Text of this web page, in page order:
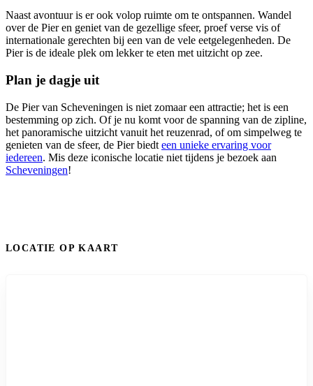
Naast avontuur is er ook volop ruimte om te ontspannen. Wandel
over de Pier en geniet van de gezellige sfeer, proef verse vis of
internationale gerechten bij een van de vele eetgelegenheden. De
Pier is de ideale plek om lekker te eten met uitzicht op zee.
Plan je dagje uit
De Pier van Scheveningen is niet zomaar een attractie; het is een
bestemming op zich. Of je nu komt voor de spanning van de zipline,
het panoramische uitzicht vanuit het reuzenrad, of om simpelweg te
genieten van de sfeer, de Pier biedt een unieke ervaring voor
iedereen. Mis deze iconische locatie niet tijdens je bezoek aan
Scheveningen!
LOCATIE OP KAART